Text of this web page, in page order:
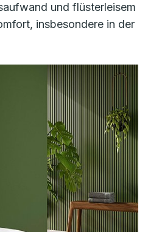
und flüsterleisem
insbesondere in der